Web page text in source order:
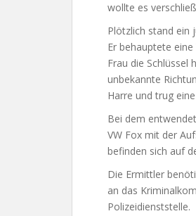
wollte es
Plötzlich stand ein
Er behauptete
Frau die Schlüssel
unbekannte
Harre und trug
Bei dem
VW Fox mit der
befinden sich auf
Die Ermittler
an das
Polizeidienststelle.